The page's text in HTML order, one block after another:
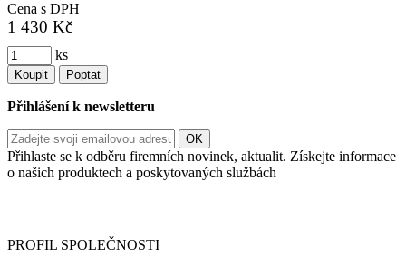
Cena s DPH
1 430 Kč
ks
Koupit Poptat
Přihlášení k newsletteru
Přihlaste se k odběru firemních novinek, aktualit. Získejte informace
o našich produktech a poskytovaných službách
PROFIL SPOLEČNOSTI